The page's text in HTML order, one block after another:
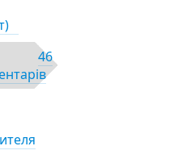
46